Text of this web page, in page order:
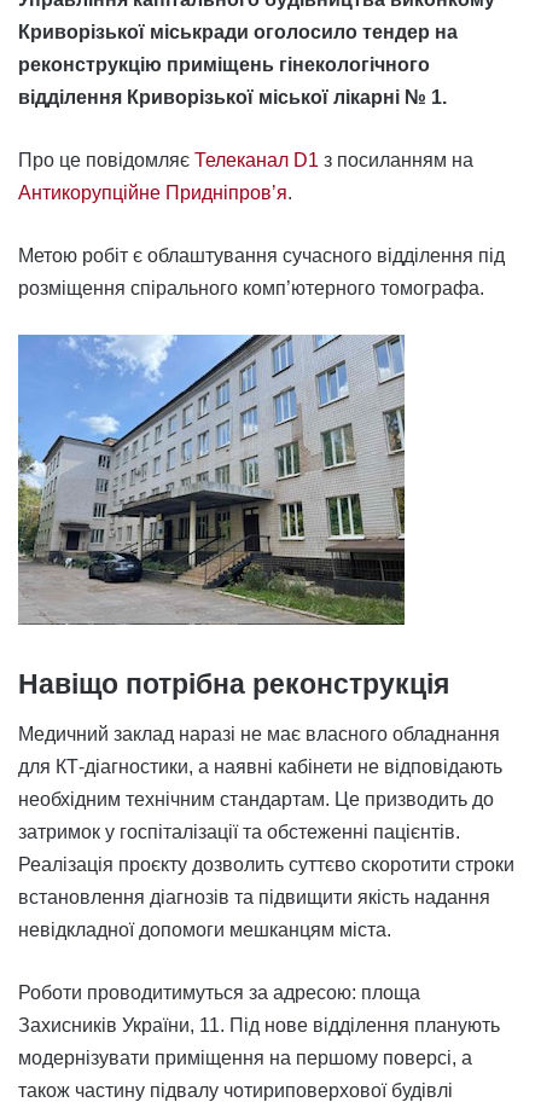
Криворізької міськради оголосило тендер на
реконструкцію приміщень гінекологічного
відділення Криворізької міської лікарні № 1.
Про це повідомляє Телеканал D1 з посиланням на
Антикорупційне Придніпровʼя.
Метою робіт є облаштування сучасного відділення під
розміщення спірального комп’ютерного томографа.
Навіщо потрібна реконструкція
Медичний заклад наразі не має власного обладнання
для КТ-діагностики, а наявні кабінети не відповідають
необхідним технічним стандартам. Це призводить до
затримок у госпіталізації та обстеженні пацієнтів.
Реалізація проєкту дозволить суттєво скоротити строки
встановлення діагнозів та підвищити якість надання
невідкладної допомоги мешканцям міста.
Роботи проводитимуться за адресою: площа
Захисників України, 11. Під нове відділення планують
модернізувати приміщення на першому поверсі, а
також частину підвалу чотириповерхової будівлі